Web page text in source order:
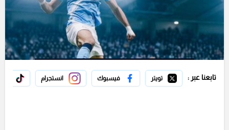
تابعنا عبر : تويتر فيسبوك انستجرام